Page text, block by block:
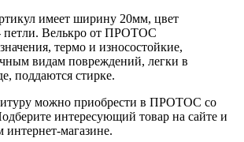
имеет ширину 20мм, цвет
петли. Велькро от ПРОТОС
термо и износостойкие,
видам повреждений, легки в
поддаются стирке.
можно приобрести в ПРОТОС со
интересующий товар на сайте и
магазине.